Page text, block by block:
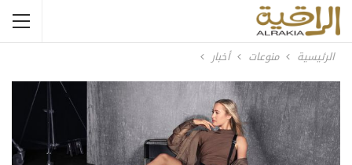
الرئيسية منوعات أخبار